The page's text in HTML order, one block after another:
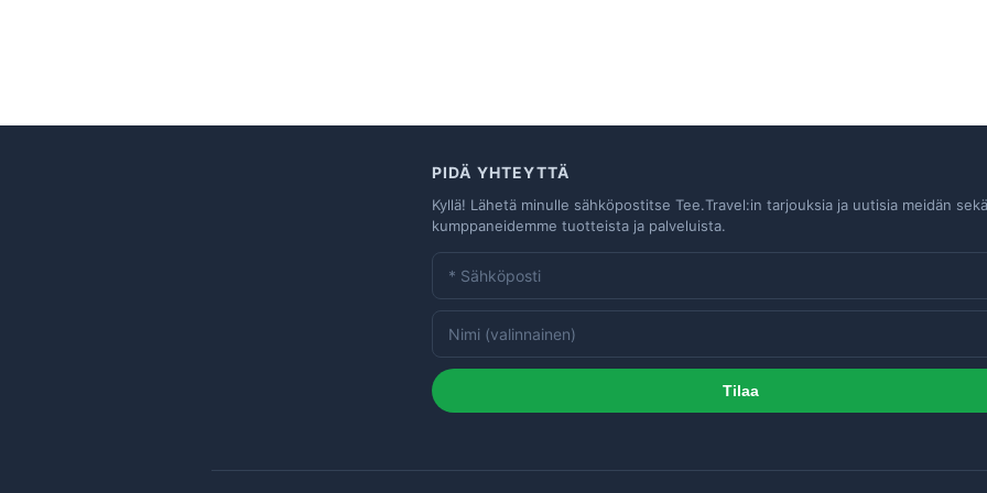
PIDÄ YHTEYTTÄ
Kyllä! Lähetä minulle sähköpostitse Tee.Travel:in tarjouksia ja uutisia meidän sekä
kumppaneidemme tuotteista ja palveluista.
Tilaa